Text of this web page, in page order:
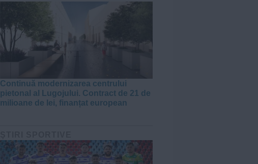
Continuă modernizarea centrului
pietonal al Lugojului. Contract de 21 de
milioane de lei, finanțat european